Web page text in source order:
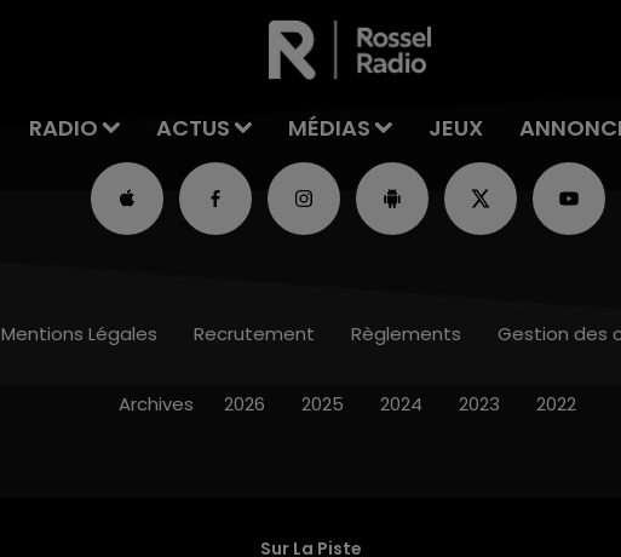
RADIO ACTUS MÉDIAS JEUX
Sur La Piste
Mentions Légales Recrutement Règlements Gestion des
Archives 2026 2025 2024 2023 2022